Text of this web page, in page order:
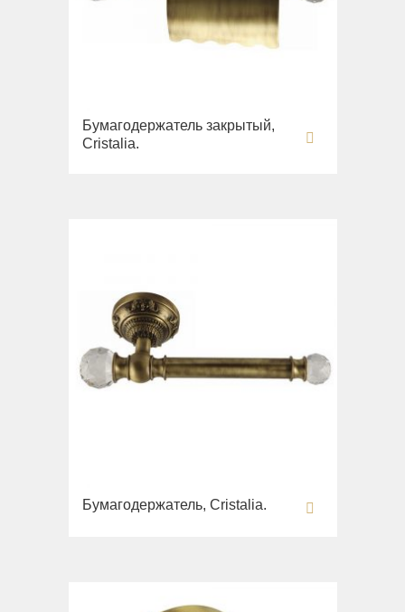
Бумагодержатель закрытый,
Cristalia.
Бумагодержатель, Cristalia.